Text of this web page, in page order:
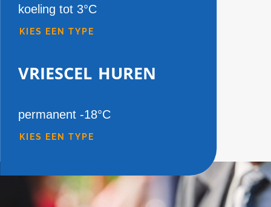
koeling tot 3°C
KIES EEN TYPE
vriescel huren
permanent -18°C
KIES EEN TYPE